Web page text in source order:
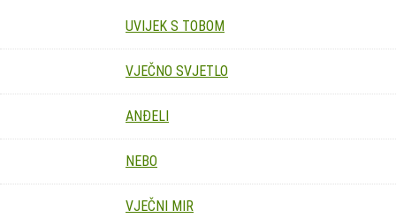
UVIJEK S TOBOM
VJEČNO SVJETLO
ANĐELI
NEBO
VJEČNI MIR